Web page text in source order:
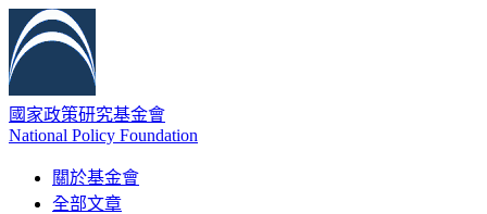
國家政策研究基金會
National Policy Foundation
關於基金會
全部文章